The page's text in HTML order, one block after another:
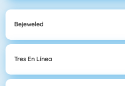
Bejeweled
Tres En Línea